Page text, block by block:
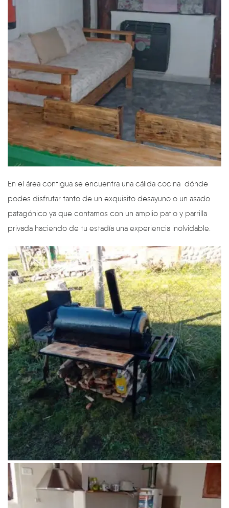
En el área contigua se encuentra una cálida cocina dónde
podes disfrutar tanto de un exquisito desayuno o un asado
patagónico ya que contamos con un amplio patio y parrilla
privada haciendo de tu estadía una experiencia inolvidable.